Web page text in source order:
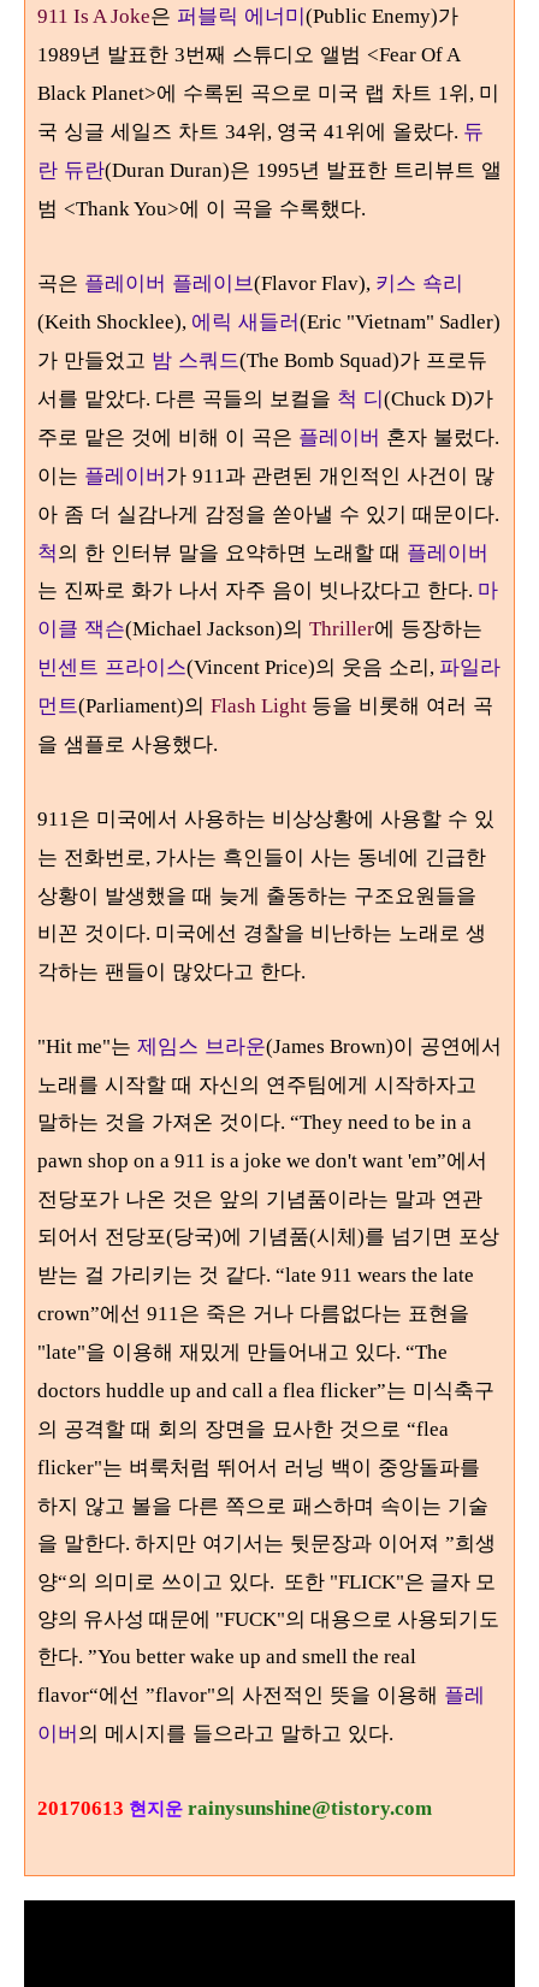
911 Is A Joke은 퍼블릭 에너미(Public Enemy)가
1989년 발표한 3번째 스튜디오 앨범 <Fear Of A
Black Planet>에 수록된 곡으로 미국 랩 차트 1 위, 미
국 싱글 세일즈 차트 34위, 영국 41 위에 올랐다. 듀
란 듀란(Duran Duran)은 1995년 발표한 트리뷰트 앨
범 <Thank You>에 이 곡을 수록했다.
곡은 플레이버 플레이브(Flavor Flav), 키스 쇽리
(Keith Shocklee), 에릭 새들러(Eric "Vietnam" Sadler)
가 만들었고 밤 스쿼드(The Bomb Squad)가 프로듀
서를 맡았다. 다른 곡들의 보컬을 척 디(Chuck D)가
주로 맡은 것에 비해 이 곡은 플레이버 혼자 불렀다.
이는 플레이버가 911 과 관련된 개인적인 사건이 많
아 좀 더 실감나게 감정을 쏟아낼 수 있기 때문이다.
척의 한 인터뷰 말을 요약하면 노래할 때 플레이버
는 진짜로 화가 나서 자주 음이 빗나갔다고 한다. 마
이클 잭슨(Michael Jackson)의 Thriller에 등장하는
빈센트 프라이스(Vincent Price)의 웃음 소리, 파일라
먼트(Parliament)의 Flash Light 등을 비롯해 여러 곡
을 샘플로 사용했다.
911 은 미국에서 사용하는 비상상황에 사용할 수 있
는 전화번로, 가사는 흑인들이 사는 동네에 긴급한
상황이 발생했을 때 늦게 출동하는 구조요원들을
비꼰 것이다. 미국에선 경찰을 비난하는 노래로 생
각하는 팬들이 많았다고 한다.
"Hit me"는 제임스 브라운(James Brown)이 공연에서
노래를 시작할 때 자신의 연주팀에게 시작하자고
말하는 것을 가져온 것이다. “They need to be in a
pawn shop on a 911 is a joke we don't want 'em”에서
전당포가 나온 것은 앞의 기념품이라는 말과 연관
되어서 전당포(당국)에 기념품(시체)를 넘기면 포상
받는 걸 가리키는 것 같다. “late 911 wears the late
crown”에선 911 은 죽은 거나 다름없다는 표현을
"late"을 이용해 재밌게 만들어내고 있다. “The
doctors huddle up and call a flea flicker”는 미식축구
의 공격할 때 회의 장면을 묘사한 것으로 “flea
flicker"는 벼룩처럼 뛰어서 러닝 백이 중앙돌파를
하지 않고 볼을 다른 쪽으로 패스하며 속이는 기술
을 말한다. 하지만 여기서는 뒷문장과 이어져 ”희생
양“의 의미로 쓰이고 있다. 또한 "FLICK"은 글자 모
양의 유사성 때문에 "FUCK"의 대용으로 사용되기도
한다. ”You better wake up and smell the real
flavor“에선 ”flavor"의 사전적인 뜻을 이용해 플레
이버의 메시지를 들으라고 말하고 있다.
20170613 현지운 rainysunshine@tistory.com